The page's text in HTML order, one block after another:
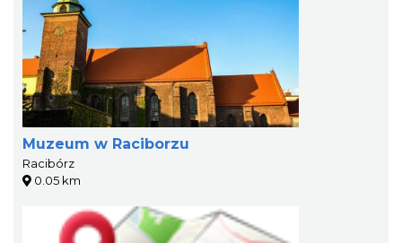
Muzeum w Raciborzu
Racibórz
0.05 km